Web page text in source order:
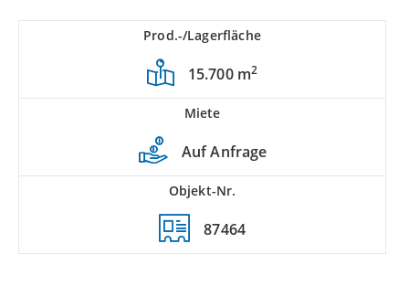
Prod.-/Lagerfläche
15.700 m2
Miete
Auf Anfrage
Objekt-Nr.
87464